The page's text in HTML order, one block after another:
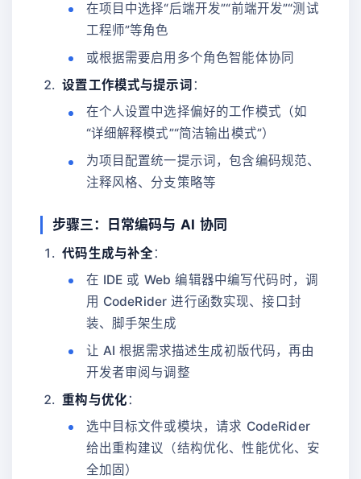
在项目中选择“后端开发”“前端开发”“测试
工程师”等角色
或根据需要启用多个角色智能体协同
设置工作模式与提示词 ：
在个人设置中选择偏好的工作模式（如
“详细解释模式”“简洁输出模式”）
为项目配置统一提示词，包含编码规范、
注释风格、分支策略等
步骤三：日常编码与 AI 协同
代码生成与补全：
在 IDE 或 Web 编辑器中编写代码时，调
用 CodeRider 进行函数实现、接口封
装、脚手架生成
让 AI 根据需求描述生成初版代码，再由
开发者审阅与调整
重构与优化：
选中目标文件或模块，请求 CodeRider
给出重构建议（结构优化、性能优化、安
全加固）